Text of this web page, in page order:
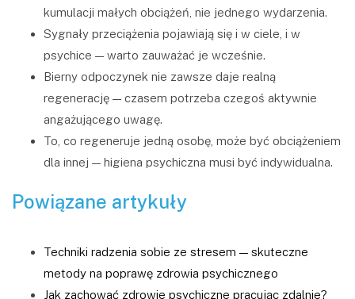
kumulacji małych obciążeń, nie jednego wydarzenia.
Sygnały przeciążenia pojawiają się i w ciele, i w
psychice — warto zauważać je wcześnie.
Bierny odpoczynek nie zawsze daje realną
regenerację — czasem potrzeba czegoś aktywnie
angażującego uwagę.
To, co regeneruje jedną osobę, może być obciążeniem
dla innej — higiena psychiczna musi być indywidualna.
Powiązane artykuły
Techniki radzenia sobie ze stresem — skuteczne
metody na poprawę zdrowia psychicznego
Jak zachować zdrowie psychiczne pracując zdalnie?